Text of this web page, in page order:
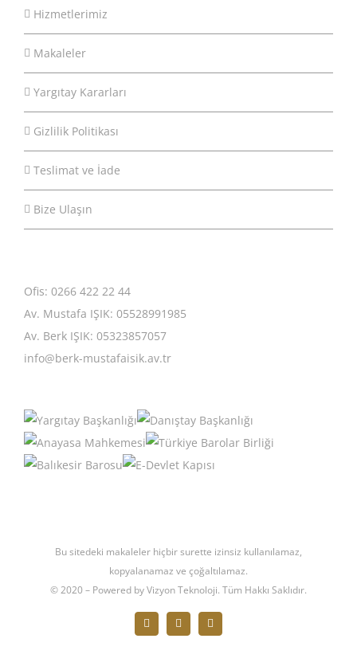
Hizmetlerimiz
Makaleler
Yargıtay Kararları
Gizlilik Politikası
Teslimat ve İade
Bize Ulaşın
Ofis: 0266 422 22 44
Av. Mustafa IŞIK: 05528991985
Av. Berk IŞIK: 05323857057
info@berk-mustafaisik.av.tr
Bu sitedeki makaleler hiçbir surette izinsiz kullanılamaz,
kopyalanamaz ve çoğaltılamaz.
© 2020 – Powered by Vizyon Teknoloji. Tüm Hakkı Saklıdır.
Facebook
X Instagram